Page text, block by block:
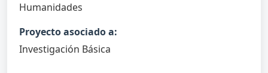
Humanidades
Proyecto asociado a:
Investigación Básica